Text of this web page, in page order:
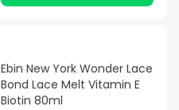
Ebin New York Wonder Lace
Bond Lace Melt Vitamin E
Biotin 80ml